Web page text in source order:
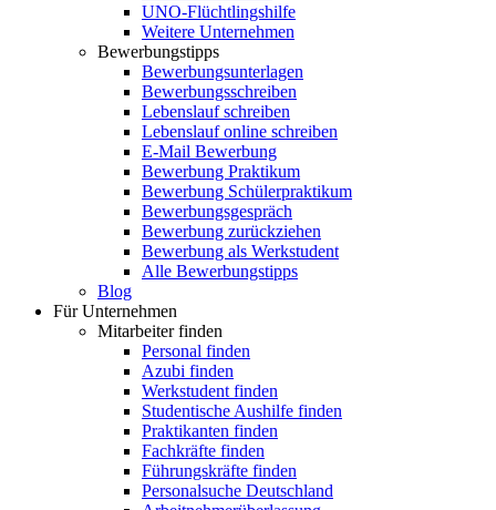
UNO-Flüchtlingshilfe
Weitere Unternehmen
Bewerbungstipps
Bewerbungsunterlagen
Bewerbungsschreiben
Lebenslauf schreiben
Lebenslauf online schreiben
E-Mail Bewerbung
Bewerbung Praktikum
Bewerbung Schülerpraktikum
Bewerbungsgespräch
Bewerbung zurückziehen
Bewerbung als Werkstudent
Alle Bewerbungstipps
Blog
Für Unternehmen
Mitarbeiter finden
Personal finden
Azubi finden
Werkstudent finden
Studentische Aushilfe finden
Praktikanten finden
Fachkräfte finden
Führungskräfte finden
Personalsuche Deutschland